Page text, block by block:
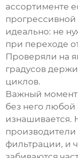
ассортименте
прогрессивной
идеально: не
при переходе
Проверяли на
градусов
циклов.
Важный
без него любой
изнашивается.
производители
фильтрации, и